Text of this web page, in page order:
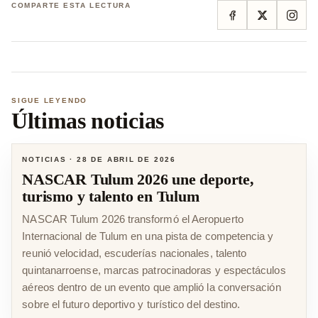
COMPARTE ESTA LECTURA
SIGUE LEYENDO
Últimas noticias
NOTICIAS ·28 DE ABRIL DE 2026
NASCAR Tulum 2026 une deporte,
turismo y talento en Tulum
NASCAR Tulum 2026 transformó el Aeropuerto
Internacional de Tulum en una pista de competencia y
reunió velocidad, escuderías nacionales, talento
quintanarroense, marcas patrocinadoras y espectáculos
aéreos dentro de un evento que amplió la conversación
sobre el futuro deportivo y turístico del destino.